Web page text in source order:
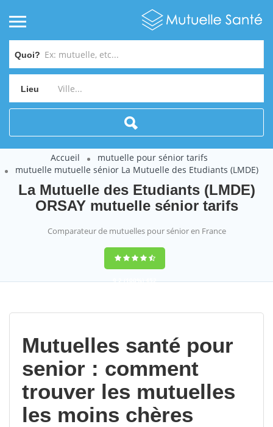
Quoi?
Lieu
Accueil
mutuelle pour sénior tarifs
mutuelle mutuelle sénior La Mutuelle des Etudiants (LMDE)
La Mutuelle des Etudiants (LMDE)
ORSAY mutuelle sénior tarifs
Comparateur de mutuelles pour sénior en France
9,2(100%)452
Mutuelles santé pour
senior : comment
trouver les mutuelles
les moins chères